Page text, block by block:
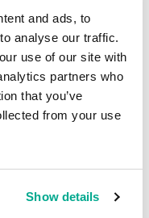
and ads, to
analyse our traffic.
use of our site with
partners who
that you’ve
from your use
Show details
praktische
Schritte, um den
Forderungen des
Kartellamts
Maßnahmen